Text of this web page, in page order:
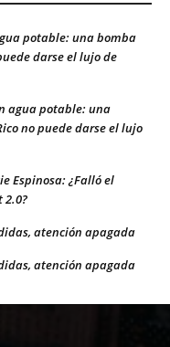
potable: una bomba
darse el lujo de
agua potable: una
no puede darse el lujo
Espinosa: ¿Falló el
2.0?
atención apagada
atención apagada